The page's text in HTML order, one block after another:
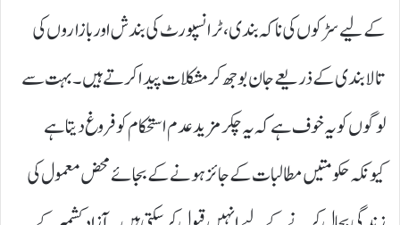
کے لیے سڑکوں کی ناکہ بندی، ٹرانسپورٹ کی بندش اور بازاروں کی
تالا بندی کے ذریعے جان بوجھ کر مشکلات پیدا کرتے ہیں۔ بہت سے
لوگوں کو یہ خوف ہے کہ یہ چکر مزید عدم استحکام کو فروغ دیتا ہے
کیونکہ حکومتیں مطالبات کے جائز ہونے کے بجائے محض معمول کی